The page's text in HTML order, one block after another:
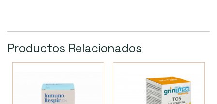
Productos Relacionados